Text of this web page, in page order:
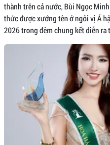
thành trên cả nước, Bùi Ngọc
thức được xướng tên ở ngôi vị Á
2026 trong đêm chung kết diễn